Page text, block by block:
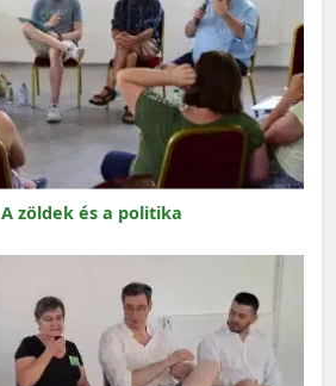
zöldek és a politika